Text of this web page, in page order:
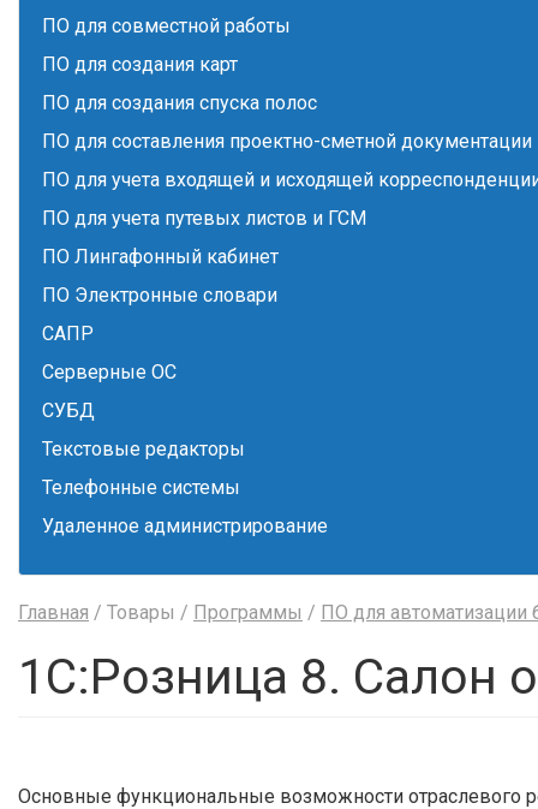
ПО для совместной работы
ПО для создания карт
ПО для создания спуска полос
ПО для составления проектно-сметной документации
ПО для учета входящей и исходящей
ПО для учета путевых листов и ГСМ
ПО Лингафонный кабинет
ПО Электронные словари
САПР
Серверные ОС
СУБД
Текстовые редакторы
Телефонные системы
Удаленное администрирование
Главная / Товары / Программы / ПО для автоматизации
1С:Розница 8. Салон
Основные функциональные возможности отраслевого